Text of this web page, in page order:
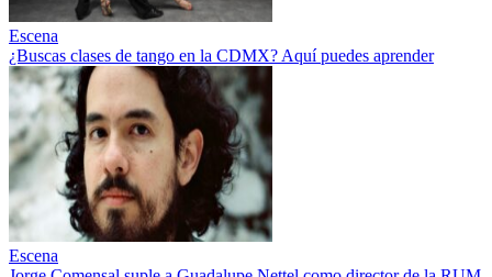
Escena
¿Buscas clases de tango en la CDMX? Aquí puedes aprender
Escena